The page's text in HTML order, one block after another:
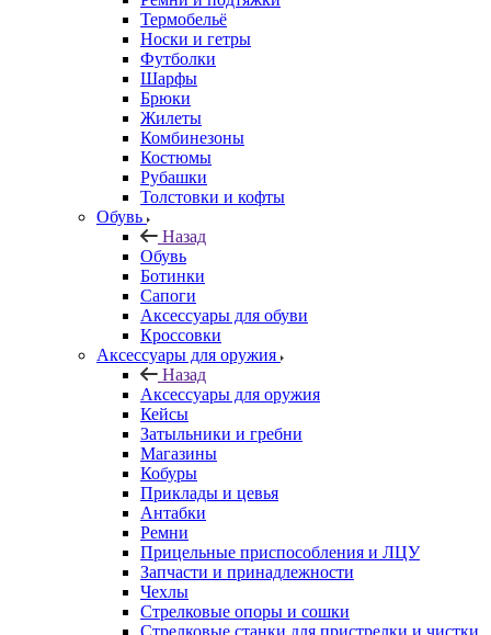
Термобельё
Носки и гетры
Футболки
Шарфы
Брюки
Жилеты
Комбинезоны
Костюмы
Рубашки
Толстовки и кофты
Обувь
Назад
Обувь
Ботинки
Сапоги
Аксессуары для обуви
Кроссовки
Аксессуары для оружия
Назад
Аксессуары для оружия
Кейсы
Затыльники и гребни
Магазины
Кобуры
Приклады и цевья
Антабки
Ремни
Прицельные приспособления и ЛЦУ
Запчасти и принадлежности
Чехлы
Стрелковые опоры и сошки
Стрелковые станки для пристрелки и чистки